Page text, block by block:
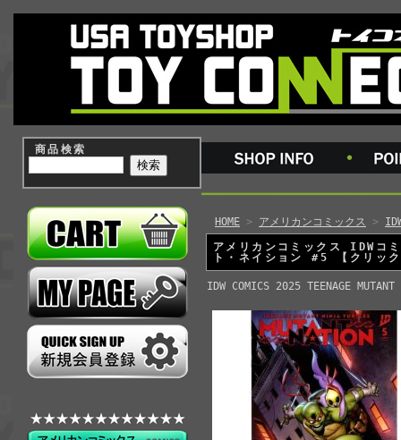
商品検索
HOME > アメリカンコミックス >
アメリカンコミックス IDWコ
ト・ネイション #5 【クリッ
IDW COMICS 2025 TEENAGE